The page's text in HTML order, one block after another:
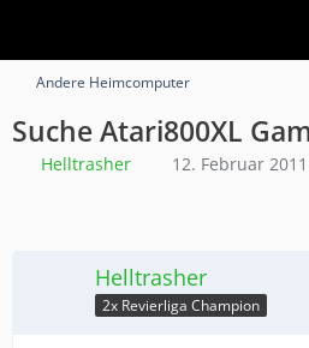
Andere Heimcomputer
Suche Atari800XL
Helltrasher 12. Februar
Helltrasher
2x Revierliga Champion